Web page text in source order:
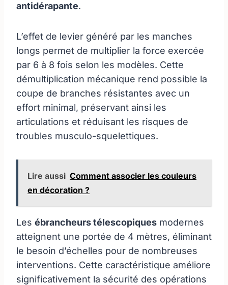
antidérapante.
L’effet de levier généré par les manches
longs permet de multiplier la force exercée
par 6 à 8 fois selon les modèles. Cette
démultiplication mécanique rend possible la
coupe de branches résistantes avec un
effort minimal, préservant ainsi les
articulations et réduisant les risques de
troubles musculo-squelettiques.
Lire aussi Comment associer les couleurs
en décoration ?
Les ébrancheurs télescopiques modernes
atteignent une portée de 4 mètres, éliminant
le besoin d’échelles pour de nombreuses
interventions. Cette caractéristique améliore
significativement la sécurité des opérations